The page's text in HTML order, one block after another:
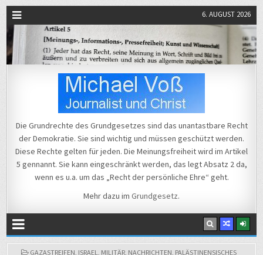
6. AUGUST 2026
Michael Voß
Die Grundrechte des Grundgesetzes sind das unantastbare Recht
der Demokratie. Sie sind wichtig und müssen geschützt werden.
Diese Rechte gelten für jeden. Die Meinungsfreiheit wird im Artikel
5 gennannt. Sie kann eingeschränkt werden, das legt Absatz 2 da,
wenn es u.a. um das „Recht der persönliche Ehre“ geht.
Mehr dazu im Grundgesetz.
POSTED
GAZASTREIFEN, ISRAEL, MILITÄR, NACHRICHTEN, PALÄSTINENSISCHES